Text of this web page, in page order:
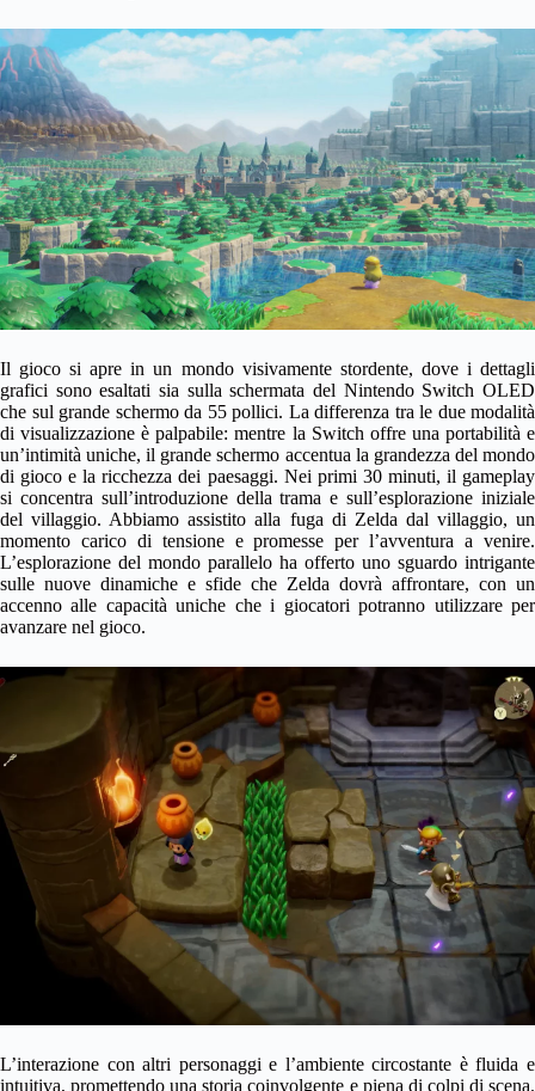
Il gioco si apre in un mondo visivamente stordente, dove i dettagli
grafici sono esaltati sia sulla schermata del Nintendo Switch OLED
che sul grande schermo da 55 pollici. La differenza tra le due modalità
di visualizzazione è palpabile: mentre la Switch offre una portabilità e
un’intimità uniche, il grande schermo accentua la grandezza del mondo
di gioco e la ricchezza dei paesaggi. Nei primi 30 minuti, il gameplay
si concentra sull’introduzione della trama e sull’esplorazione iniziale
del villaggio. Abbiamo assistito alla fuga di Zelda dal villaggio, un
momento carico di tensione e promesse per l’avventura a venire.
L’esplorazione del mondo parallelo ha offerto uno sguardo intrigante
sulle nuove dinamiche e sfide che Zelda dovrà affrontare, con un
accenno alle capacità uniche che i giocatori potranno utilizzare per
avanzare nel gioco.
L’interazione con altri personaggi e l’ambiente circostante è fluida e
intuitiva, promettendo una storia coinvolgente e piena di colpi di scena.